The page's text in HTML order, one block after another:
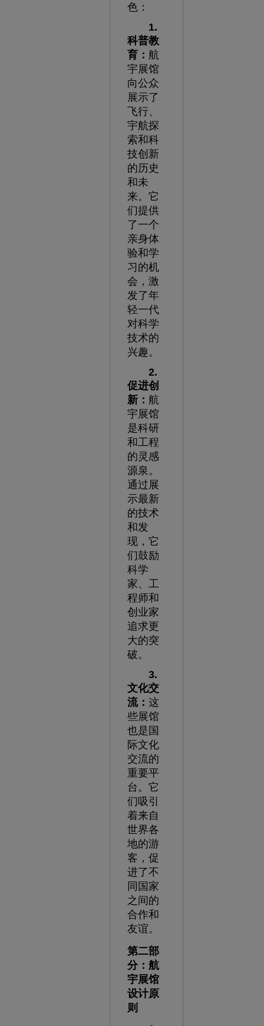
色：
1.
科普教
育： 航
宇展馆
向公众
展示了
飞行、
宇航探
索和科
技创新
的历史
和未
来。它
们提供
了一个
亲身体
验和学
习的机
会，激
发了年
轻一代
对科学
技术的
兴趣。
2.
促进创
新： 航
宇展馆
是科研
和工程
的灵感
源泉。
通过展
示最新
的技术
和发
现，它
们鼓励
科学
家、工
程师和
创业家
追求更
大的突
破。
3.
文化交
流： 这
些展馆
也是国
际文化
交流的
重要平
台。它
们吸引
着来自
世界各
地的游
客，促
进了不
同国家
之间的
合作和
友谊。
第二部
分：航
宇展馆
设计原
则